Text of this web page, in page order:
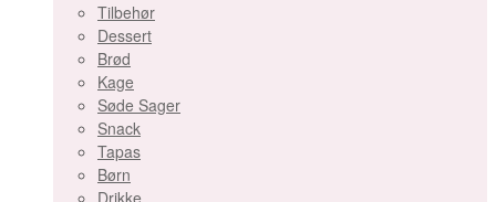
Tilbehør
Dessert
Brød
Kage
Søde Sager
Snack
Tapas
Børn
Drikke